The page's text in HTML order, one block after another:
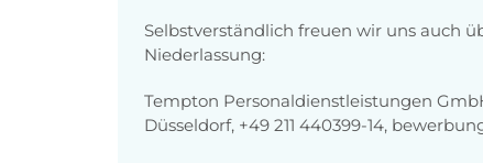
Selbstverständlich freuen wir uns auch
Niederlassung:
Tempton Personaldienstleistungen
Düsseldorf, +49 211 440399-14,